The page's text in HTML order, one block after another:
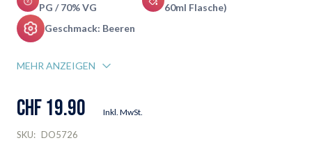
PG / 70% VG
60ml Flasche)
Geschmack: Beeren
MEHR ANZEIGEN
CHF 19.90 Inkl. MwSt.
SKU: DO5726